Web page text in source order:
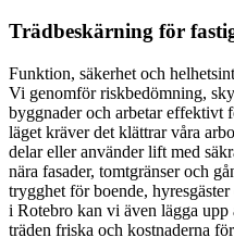
Trädbeskärning för
Funktion, säkerhet och
Vi genomför riskbedömning,
byggnader och arbetar effektivt
läget kräver det klättrar våra
delar eller använder lift med
nära fasader, tomtgränser och
trygghet för boende,
i Rotebro kan vi även lägga
träden friska och kostnaderna